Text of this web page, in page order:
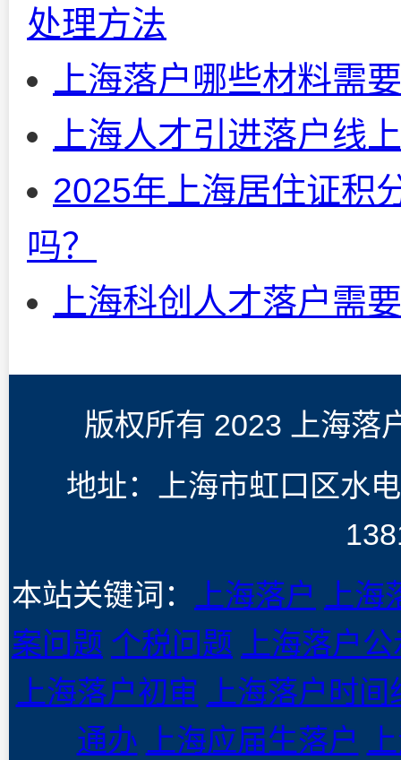
处理方法
上海落户哪些材料需
上海人才引进落户线
2025年上海居住证积
吗？
上海科创人才落户需
版权所有 2023 上海落
地址：上海市虹口区水
本站关键词：
上海落户
上
案问题 个税问题
上海落户
上海落户初审
上海落户时间
通办
上海应届生落户